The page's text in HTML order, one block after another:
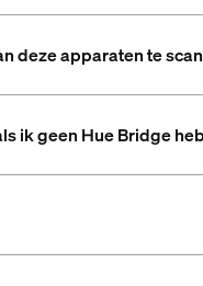
deze apparaten te
ik geen Hue Bridge